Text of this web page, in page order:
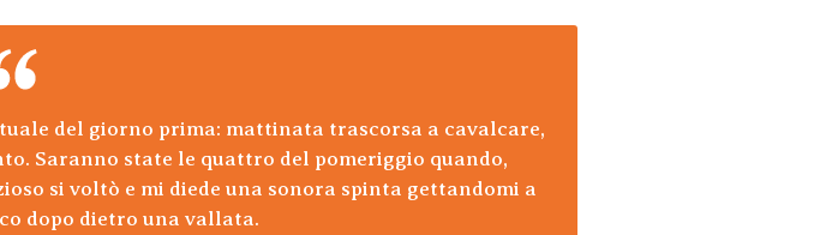
del giorno prima: mattinata trascorsa a cavalcare,
Saranno state le quattro del pomeriggio quando,
si voltò e mi diede una sonora spinta gettandomi a
dopo dietro una vallata.